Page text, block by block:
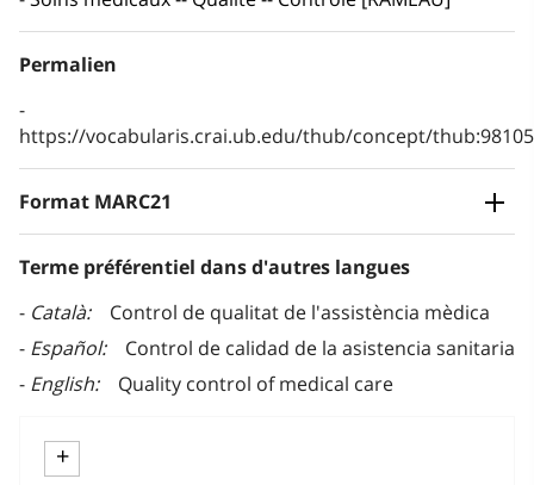
Permalien
https://vocabularis.crai.ub.edu/thub/concept/
Format MARC21
Terme préférentiel dans d'autres langues
Català
Control de qualitat de l'assistència mèdica
Español
Control de calidad de la asistencia sanitaria
English
Quality control of medical care
+